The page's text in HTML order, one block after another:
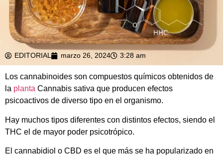
EDITORIAL marzo 26, 2024 3:28 am
Los cannabinoides son compuestos químicos obtenidos de
la planta Cannabis sativa que producen efectos
psicoactivos de diverso tipo en el organismo.
Hay muchos tipos diferentes con distintos efectos, siendo el
THC el de mayor poder psicotrópico.
El cannabidiol o CBD es el que más se ha popularizado en